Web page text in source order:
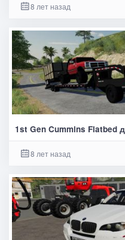
8 лет назад
1st Gen Cummins Flatbed
8 лет назад